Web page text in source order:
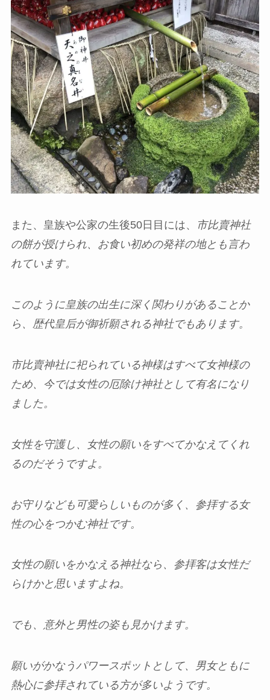
また、皇族や公家の生後50日目には、
市比賣神社
の餅が授けられ、お食い初めの発祥の地とも言わ
れています。
このように皇族の出生に深く関わりがあることか
ら、歴代皇后が御祈願される神社でもあります。
市比賣神社に祀られている神様はすべて女神様の
ため、今では女性の厄除け神社として有名になり
ました。
女性を守護し、女性の願いをすべてかなえてくれ
るのだそうですよ。
お守りなども可愛らしいものが多く、参拝する女
性の心をつかむ神社です。
女性の願いをかなえる神社なら、参拝客は女性だ
らけかと思いますよね。
でも、意外と男性の姿も見かけます。
願いがかなうパワースポットとして、男女ともに
熱心に参拝されている方が多いようです。